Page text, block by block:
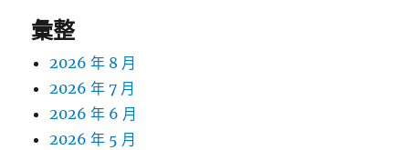
彙整
2026 年 8 月
2026 年 7 月
2026 年 6 月
2026 年 5 月